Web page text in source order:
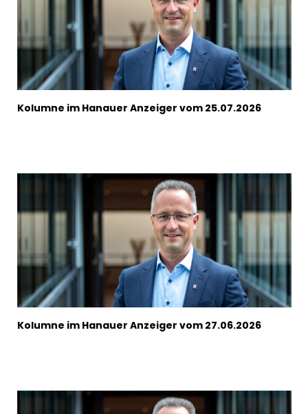
Kolumne im Hanauer Anzeiger vom 25.07.2026
Kolumne im Hanauer Anzeiger vom 27.06.2026